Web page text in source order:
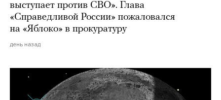
выступает против СВО». Глава
«Справедливой России» пожаловался
на «Яблоко» в прокуратуру
день назад